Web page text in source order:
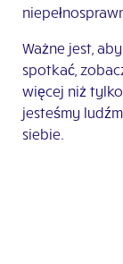
Ważne jest,
spotkać,
więcej niż
jesteśmy
siebie.